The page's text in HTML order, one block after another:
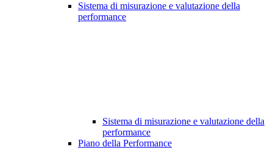
Sistema di misurazione e valutazione della
performance
Sistema di misurazione e valutazione della
performance
Piano della Performance